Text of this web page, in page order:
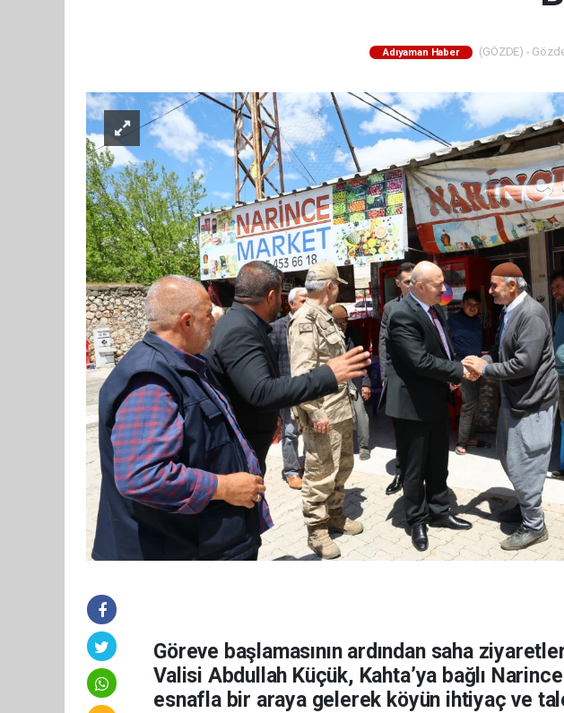
Adıyaman Haber (GÖZDE) -
Göreve başlamasının ardından saha
Valisi Abdullah Küçük, Kahta’ya bağlı
esnafla bir araya gelerek köyün ihtiyaç ve